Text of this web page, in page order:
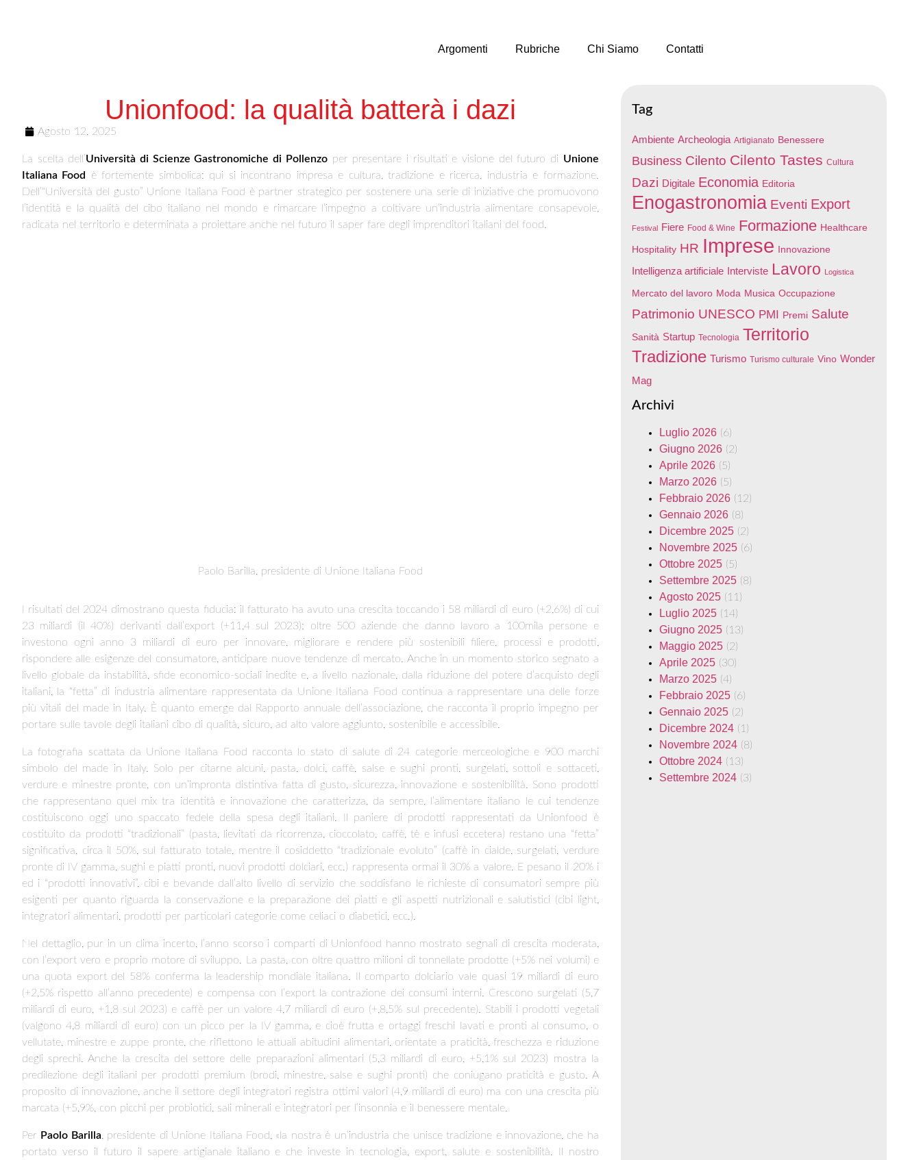
Argomenti Rubriche Chi Siamo Contatti
Unionfood: la qualità batterà i dazi
Agosto 12, 2025
La scelta dell’Università di Scienze Gastronomiche di Pollenzoper presentare i risultati e visione del futuro di Unione
Italiana Food
è fortemente simbolica: qui si incontrano impresa e cultura, tradizione e ricerca, industria e formazione.
Dell’“Università del gusto” Unione Italiana Food è partner strategico per sostenere una serie di iniziative che promuovono
l’identità e la qualità del cibo italiano nel mondo e rimarcare l’impegno a coltivare un’industria alimentare consapevole,
radicata nel territorio e determinata a proiettare anche nel futuro il saper fare degli imprenditori italiani del food.
Paolo Barilla, presidente di Unione Italiana Food
I risultati del 2024 dimostrano questa fiducia: il fatturato ha avuto una crescita toccando i 58 miliardi di euro (+2,6%) di cui
23 miliardi (il 40%) derivanti dall’export (+11,4 sul 2023); oltre 500 aziende che danno lavoro a 100mila persone e
investono ogni anno 3 miliardi di euro per innovare, migliorare e rendere più sostenibili filiere, processi e prodotti,
rispondere alle esigenze del consumatore, anticipare nuove tendenze di mercato. Anche in un momento storico segnato a
livello globale da instabilità, sfide economico-sociali inedite e, a livello nazionale, dalla riduzione del potere d’acquisto degli
italiani, la “fetta” di industria alimentare rappresentata da Unione Italiana Food continua a rappresentare una delle forze
più vitali del made in Italy. È quanto emerge dal Rapporto annuale dell’associazione, che racconta il proprio impegno per
portare sulle tavole degli italiani cibo di qualità, sicuro, ad alto valore aggiunto, sostenibile e accessibile.
La fotografia scattata da Unione Italiana Food racconta lo stato di salute di 24 categorie merceologiche e 900 marchi
simbolo del made in Italy. Solo per citarne alcuni, pasta, dolci, caffè, salse e sughi pronti, surgelati, sottoli e sottaceti,
verdure e minestre pronte, con un’impronta distintiva fatta di gusto, sicurezza, innovazione e sostenibilità. Sono prodotti
che rappresentano quel mix tra identità e innovazione che caratterizza, da sempre, l’alimentare italiano le cui tendenze
costituiscono oggi uno spaccato fedele della spesa degli italiani. Il paniere di prodotti rappresentati da Unionfood è
costituito da prodotti “tradizionali” (pasta, lievitati da ricorrenza, cioccolato, caffè, tè e infusi eccetera) restano una “fetta”
significativa, circa il 50%, sul fatturato totale, mentre il cosiddetto “tradizionale evoluto” (caffè in cialde, surgelati, verdure
pronte di IV gamma, sughi e piatti pronti, nuovi prodotti dolciari, ecc.) rappresenta ormai il 30% a valore. E pesano il 20% i
ed i “prodotti innovativi”, cibi e bevande dall’alto livello di servizio che soddisfano le richieste di consumatori sempre più
esigenti per quanto riguarda la conservazione e la preparazione dei piatti e gli aspetti nutrizionali e salutistici (cibi light,
integratori alimentari, prodotti per particolari categorie come celiaci o diabetici, ecc.).
Nel dettaglio, pur in un clima incerto, l’anno scorso i comparti di Unionfood hanno mostrato segnali di crescita moderata,
con l’export vero e proprio motore di sviluppo. La pasta, con oltre quattro milioni di tonnellate prodotte (+5% nei volumi) e
una quota export del 58% conferma la leadership mondiale italiana. Il comparto dolciario vale quasi 19 miliardi di euro
(+2,5% rispetto all’anno precedente) e compensa con l’export la contrazione dei consumi interni. Crescono surgelati (5,7
miliardi di euro, +1,8 sul 2023) e caffè per un valore 4,7 miliardi di euro (+,8,5% sul precedente). Stabili i prodotti vegetali
(valgono 4,8 miliardi di euro) con un picco per la IV gamma, e cioè frutta e ortaggi freschi lavati e pronti al consumo, o
vellutate, minestre e zuppe pronte, che riflettono le attuali abitudini alimentari, orientate a praticità, freschezza e riduzione
degli sprechi. Anche la crescita del settore delle preparazioni alimentari (5,3 miliardi di euro, +5,1% sul 2023) mostra la
predilezione degli italiani per prodotti premium (brodi, minestre, salse e sughi pronti) che coniugano praticità e gusto. A
proposito di innovazione, anche il settore degli integratori registra ottimi valori (4,9 miliardi di euro) ma con una crescita più
marcata (+5,9%, con picchi per probiotici, sali minerali e integratori per l’insonnia e il benessere mentale.
Per Paolo Barilla , presidente di Unione Italiana Food, «la nostra è un’industria che unisce tradizione e innovazione, che ha
portato verso il futuro il sapere artigianale italiano e che investe in tecnologia, export, salute e sostenibilità. Il nostro
Tag
Ambiente Archeologia Artigianato Benessere
Business Cilento Cilento Tastes Cultura
Dazi Digitale Economia Editoria
Enogastronomia Eventi Export
Festival Fiere Food & Wine Formazione Healthcare
Hospitality HR Imprese Innovazione
Intelligenza artificiale Interviste Lavoro Logistica
Mercato del lavoro Moda Musica Occupazione
Patrimonio UNESCO PMI Premi Salute
Sanità Startup Tecnologia Territorio
Tradizione Turismo Turismo culturale Vino Wonder
Mag
Archivi
Luglio 2026(6)
Giugno 2026(2)
Aprile 2026(5)
Marzo 2026(5)
Febbraio 2026(12)
Gennaio 2026(8)
Dicembre 2025(2)
Novembre 2025(6)
Ottobre 2025(5)
Settembre 2025(8)
Agosto 2025(11)
Luglio 2025(14)
Giugno 2025(13)
Maggio 2025(2)
Aprile 2025(30)
Marzo 2025(4)
Febbraio 2025(6)
Gennaio 2025(2)
Dicembre 2024(1)
Novembre 2024(8)
Ottobre 2024(13)
Settembre 2024(3)